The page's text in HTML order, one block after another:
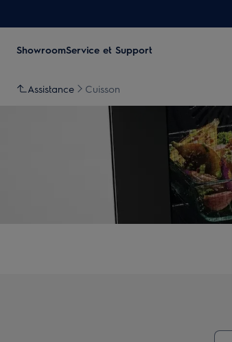
ShowroomService et Support
Assistance Cuisson